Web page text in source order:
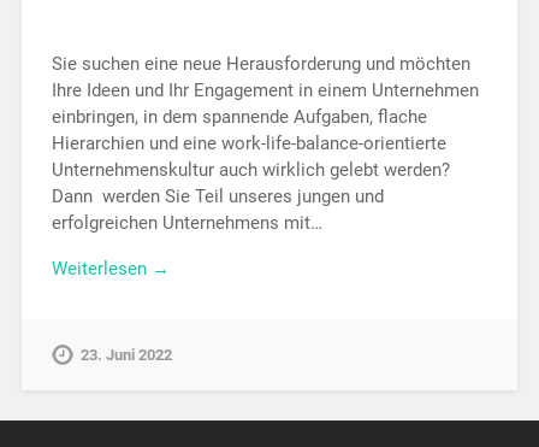
Sie suchen eine neue Herausforderung und möchten
Ihre Ideen und Ihr Engagement in einem Unternehmen
einbringen, in dem spannende Aufgaben, flache
Hierarchien und eine work-life-balance-orientierte
Unternehmenskultur auch wirklich gelebt werden?
Dann werden Sie Teil unseres jungen und
erfolgreichen Unternehmens mit…
Weiterlesen →
23. Juni 2022